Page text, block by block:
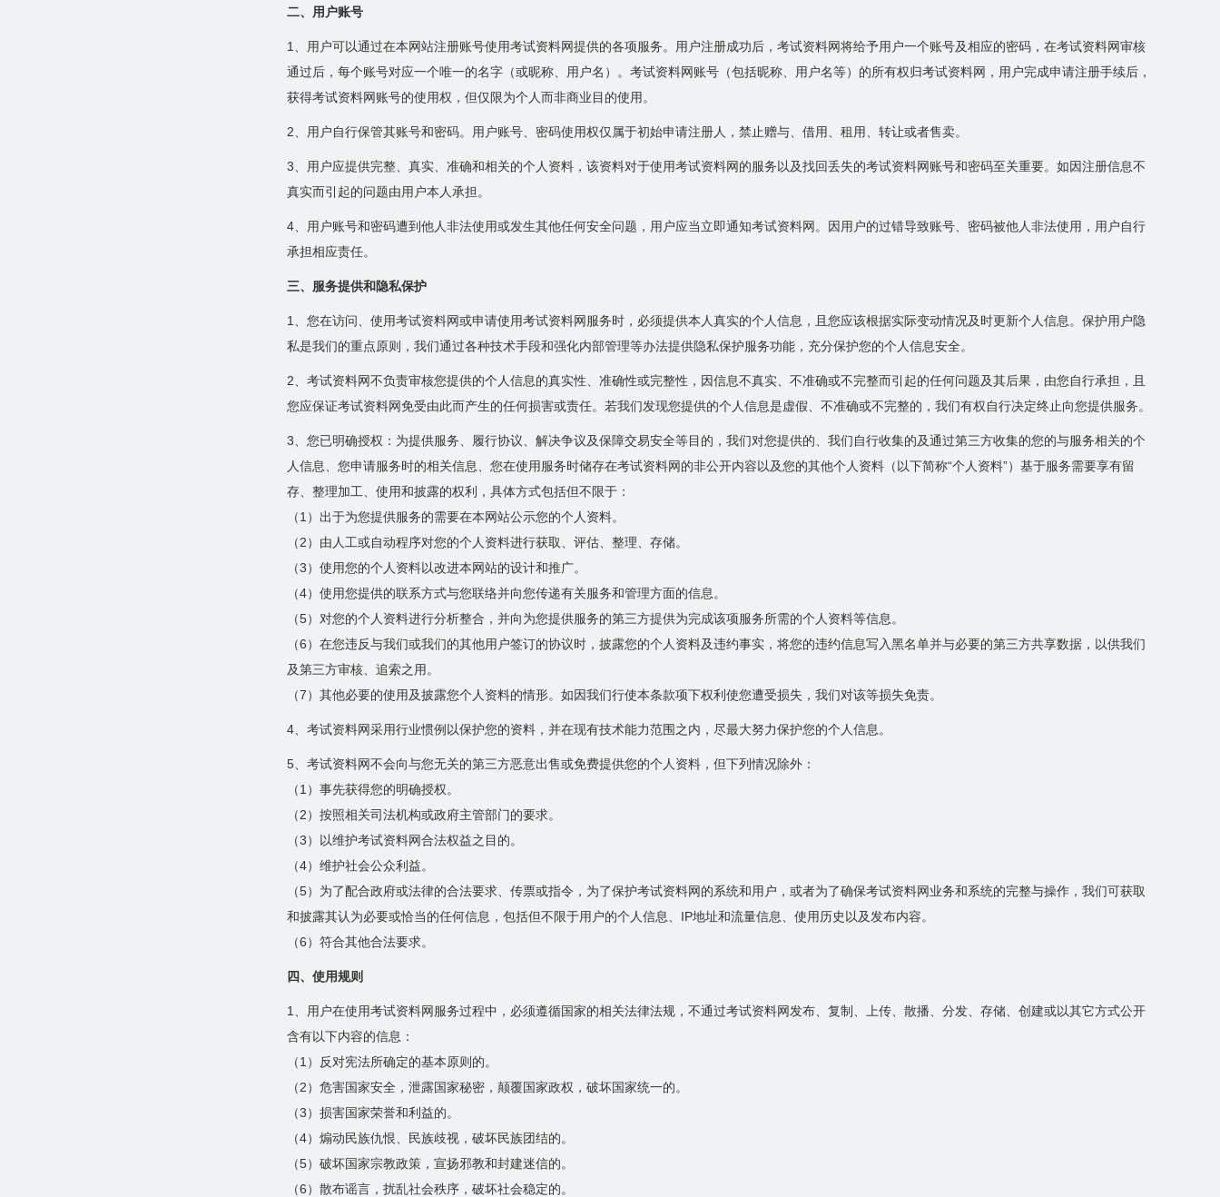
二、用户账号
1、用户可以通过在本网站注册账号使用考试资料网提供的各项服务。用户注册成功后，考试资料网将给予用户一个账号及相应的密码，在考试资料网审核
通过后，每个账号对应一个唯一的名字（或昵称、用户名）。考试资料网账号（包括昵称、用户名等）的所有权归考试资料网，用户完成申请注册手续后，
获得考试资料网账号的使用权，但仅限为个人而非商业目的使用。
2、用户自行保管其账号和密码。用户账号、密码使用权仅属于初始申请注册人，禁止赠与、借用、租用、转让或者售卖。
3、用户应提供完整、真实、准确和相关的个人资料，该资料对于使用考试资料网的服务以及找回丢失的考试资料网账号和密码至关重要。如因注册信息不
真实而引起的问题由用户本人承担。
4、用户账号和密码遭到他人非法使用或发生其他任何安全问题，用户应当立即通知考试资料网。因用户的过错导致账号、密码被他人非法使用，用户自行
承担相应责任。
三、服务提供和隐私保护
1、您在访问、使用考试资料网或申请使用考试资料网服务时，必须提供本人真实的个人信息，且您应该根据实际变动情况及时更新个人信息。保护用户隐
私是我们的重点原则，我们通过各种技术手段和强化内部管理等办法提供隐私保护服务功能，充分保护您的个人信息安全。
2、考试资料网不负责审核您提供的个人信息的真实性、准确性或完整性，因信息不真实、不准确或不完整而引起的任何问题及其后果，由您自行承担，且
您应保证考试资料网免受由此而产生的任何损害或责任。若我们发现您提供的个人信息是虚假、不准确或不完整的，我们有权自行决定终止向您提供服务。
3、您已明确授权：为提供服务、履行协议、解决争议及保障交易安全等目的，我们对您提供的、我们自行收集的及通过第三方收集的您的与服务相关的个
人信息、您申请服务时的相关信息、您在使用服务时储存在考试资料网的非公开内容以及您的其他个人资料（以下简称“个人资料”）基于服务需要享有留
存、整理加工、使用和披露的权利，具体方式包括但不限于：
（1）出于为您提供服务的需要在本网站公示您的个人资料。
（2）由人工或自动程序对您的个人资料进行获取、评估、整理、存储。
（3）使用您的个人资料以改进本网站的设计和推广。
（4）使用您提供的联系方式与您联络并向您传递有关服务和管理方面的信息。
（5）对您的个人资料进行分析整合，并向为您提供服务的第三方提供为完成该项服务所需的个人资料等信息。
（6）在您违反与我们或我们的其他用户签订的协议时，披露您的个人资料及违约事实，将您的违约信息写入黑名单并与必要的第三方共享数据，以供我们
及第三方审核、追索之用。
（7）其他必要的使用及披露您个人资料的情形。如因我们行使本条款项下权利使您遭受损失，我们对该等损失免责。
4、考试资料网采用行业惯例以保护您的资料，并在现有技术能力范围之内，尽最大努力保护您的个人信息。
5、考试资料网不会向与您无关的第三方恶意出售或免费提供您的个人资料，但下列情况除外：
（1）事先获得您的明确授权。
（2）按照相关司法机构或政府主管部门的要求。
（3）以维护考试资料网合法权益之目的。
（4）维护社会公众利益。
（5）为了配合政府或法律的合法要求、传票或指令，为了保护考试资料网的系统和用户，或者为了确保考试资料网业务和系统的完整与操作，我们可获取
和披露其认为必要或恰当的任何信息，包括但不限于用户的个人信息、IP地址和流量信息、使用历史以及发布内容。
（6）符合其他合法要求。
四、使用规则
1、用户在使用考试资料网服务过程中，必须遵循国家的相关法律法规，不通过考试资料网发布、复制、上传、散播、分发、存储、创建或以其它方式公开
含有以下内容的信息：
（1）反对宪法所确定的基本原则的。
（2）危害国家安全，泄露国家秘密，颠覆国家政权，破坏国家统一的。
（3）损害国家荣誉和利益的。
（4）煽动民族仇恨、民族歧视，破坏民族团结的。
（5）破坏国家宗教政策，宣扬邪教和封建迷信的。
（6）散布谣言，扰乱社会秩序，破坏社会稳定的。